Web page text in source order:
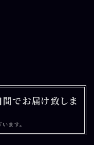
でお届け致しま
ます。